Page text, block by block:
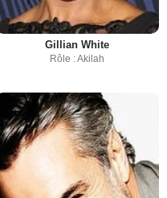
Gillian White
Rôle : Akilah